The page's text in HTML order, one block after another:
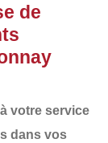
de
votre service
dans vos